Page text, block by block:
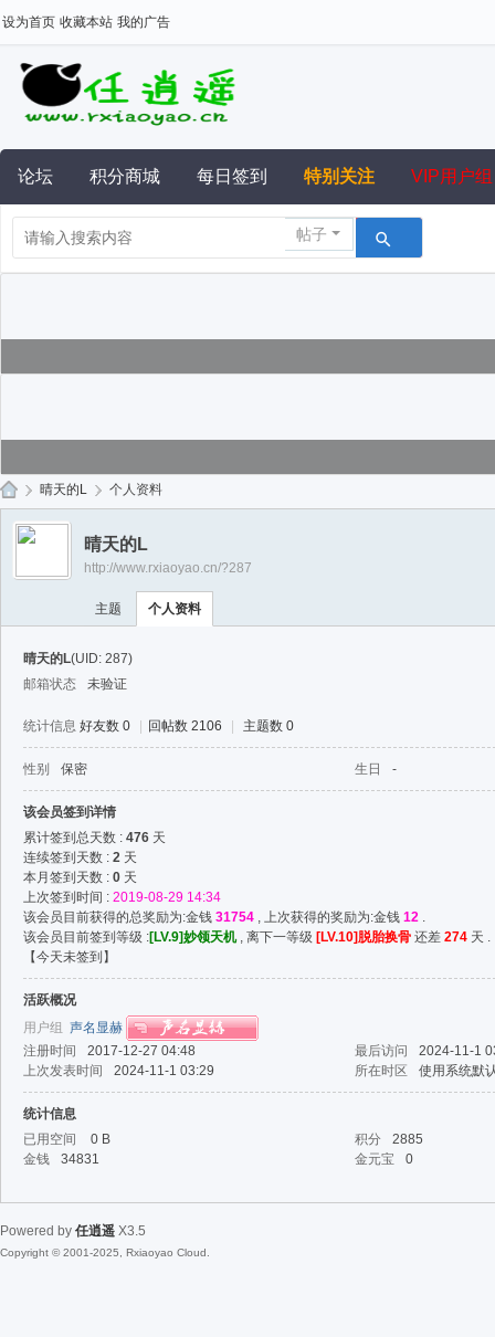
设为首页 收藏本站 我的广告
论坛 积分商城 每日签到 特别关注 VIP用户组
帖子
任
遥
› 晴天的L › 个人资料
晴天的L
http://www.rxiaoyao.cn/?287
主题 个人资料
晴天的L(UID: 287)
邮箱状态
未验证
统计信息 好友数 0 回帖数 2106 主题数 0
性别 保密 生日 -
该会员签到详情
累计签到总天数 : 476 天
连续签到天数 : 2 天
本月签到天数 : 0 天
上次签到时间 : 2019-08-29 14:34
该会员目前获得的总奖励为:金钱 31754 , 上次获得的奖励为:金钱 12 .
该会员目前签到等级 :[LV.9]妙领天机, 离下一等级 [LV.10]脱胎换骨 还差 274 天 .
【今天未签到 】
活跃概况
用户组 声名显赫
注册时间
2017-12-27 04:48 最后访问
2024-11-1
上次发表时间
2024-11-1 03:29 所在时区 使用系统默
统计信息
已用空间
0 B 积分
2885
金钱
34831 金元宝 0
Powered by 任逍遥 X3.5
Copyright © 2001-2025, Rxiaoyao Cloud.